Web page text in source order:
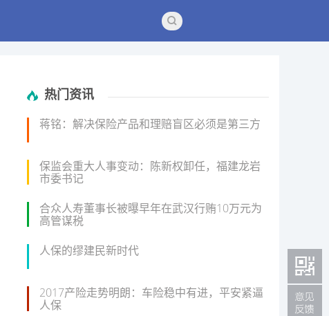
热门资讯
蒋铭：解决保险产品和理赔盲区必须是第三方
保监会重大人事变动：陈新权卸任，福建龙岩
市委书记
合众人寿董事长被曝早年在武汉行贿10万元为
高管谋税
人保的缪建民新时代
2017产险走势明朗：车险稳中有进，平安紧逼
人保